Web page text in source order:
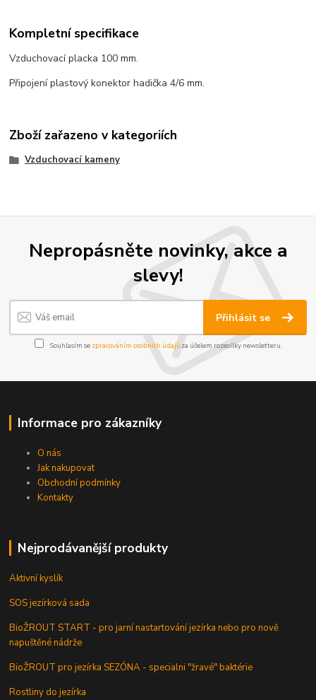
Kompletní specifikace
Vzduchovací placka 100 mm.
Připojení plastový konektor hadička 4/6 mm.
Zboží zařazeno v kategoriích
Vzduchovací kameny
Nepropásněte novinky, akce a
slevy!
Přihlásit se
Souhlasím se zpracováním osobních údajůza účelem rozesílky newsletteru.
Informace pro zákazníky
O nás
Jak nakupovat
Obchodní podmínky
Kontakty
Nejprodávanější produkty
Aktivní kyslík
SOS jezírková sada
BioŽROUT START - pro jarní nastartování jezírka nebo pro nově
napuštěné nádrže
BioŽROUT pro jezírka SEZÓNA - specialni "žravé" baktérie
Rostliny do jezírka